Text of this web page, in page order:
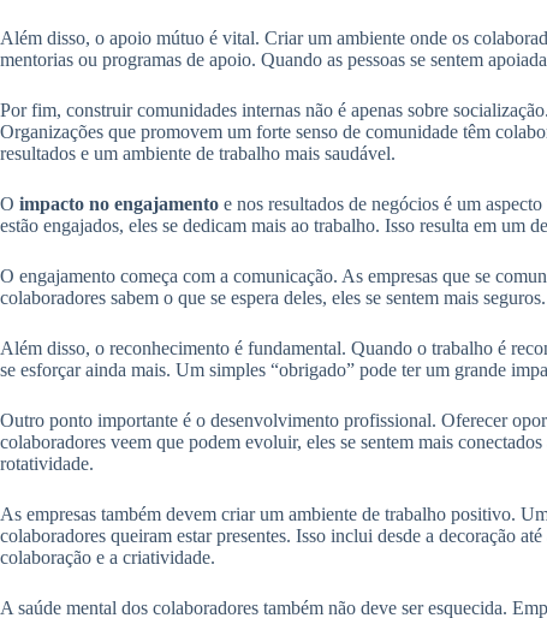
Além disso, o apoio mútuo é vital. Criar um ambiente onde os
mentorias ou programas de apoio. Quando as pessoas se sentem
Por fim, construir comunidades internas não é apenas sobre
Organizações que promovem um forte senso de comunidade têm
resultados e um ambiente de trabalho mais saudável.
O impacto no engajamento e nos resultados de negócios é um
estão engajados, eles se dedicam mais ao trabalho. Isso resulta em um
O engajamento começa com a comunicação. As empresas que se
colaboradores sabem o que se espera deles, eles se sentem mais
Além disso, o reconhecimento é fundamental. Quando o trabalho é
se esforçar ainda mais. Um simples “obrigado” pode ter um grande
Outro ponto importante é o desenvolvimento profissional. Oferecer
colaboradores veem que podem evoluir, eles se sentem mais
rotatividade.
As empresas também devem criar um ambiente de trabalho positivo.
colaboradores queiram estar presentes. Isso inclui desde a decoração
colaboração e a criatividade.
A saúde mental dos colaboradores também não deve ser esquecida.